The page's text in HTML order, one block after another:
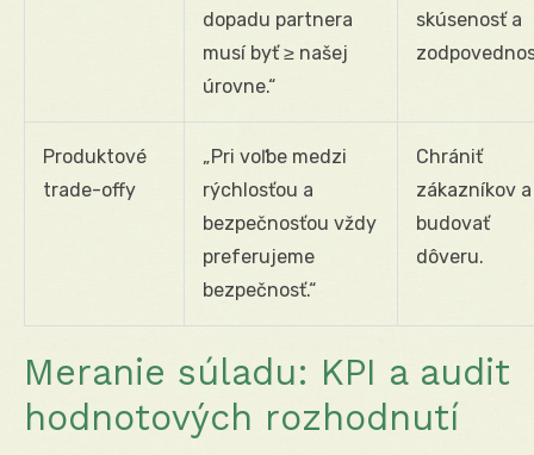
dopadu partnera
musí byť ≥ našej
úrovne.“
skúsenosť a
Produktové
trade-offy
„Pri voľbe medzi
rýchlosťou a
bezpečnosťou vždy
preferujeme
bezpečnosť.“
Chrániť
zákazníkov a
budovať
dôveru.
Meranie súladu: KPI a audit
hodnotových rozhodnutí